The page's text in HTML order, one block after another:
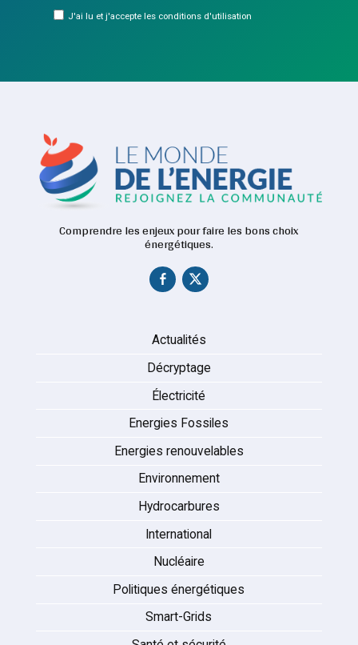
J'ai lu et j'accepte les conditions d'utilisation
Comprendre les enjeux pour faire les bons choix
énergétiques.
Actualités
Décryptage
Électricité
Energies Fossiles
Energies renouvelables
Environnement
Hydrocarbures
International
Nucléaire
Politiques énergétiques
Smart-Grids